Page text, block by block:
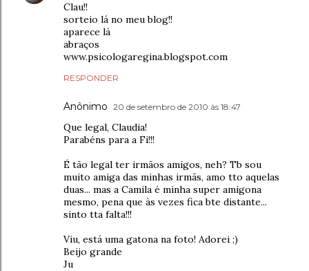
Clau!!
sorteio lá no meu blog!!
aparece lá
abraços
www.psicologaregina.blogspot.com
RESPONDER
Anônimo 20 de setembro de 2010 às 18:47
Que legal, Claudia!
Parabéns para a Fi!!!
É tão legal ter irmãos amigos, neh? Tb sou
muito amiga das minhas irmãs, amo tto aquelas
duas... mas a Camila é minha super amigona
mesmo, pena que às vezes fica bte distante...
sinto tta falta!!!
Viu, está uma gatona na foto! Adorei ;)
Beijo grande
Ju